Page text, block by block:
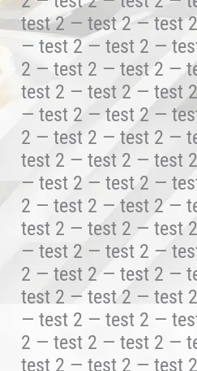
test 2 — test 2 — test
— test 2 — test 2 —
2 — test 2 — test 2 —
test 2 — test 2 — test
— test 2 — test 2 —
2 — test 2 — test 2 —
test 2 — test 2 — test
— test 2 — test 2 —
2 — test 2 — test 2 —
test 2 — test 2 — test
— test 2 — test 2 —
2 — test 2 — test 2 —
test 2 — test 2 — test
— test 2 — test 2 —
2 — test 2 — test 2 —
test 2 — test 2 — test